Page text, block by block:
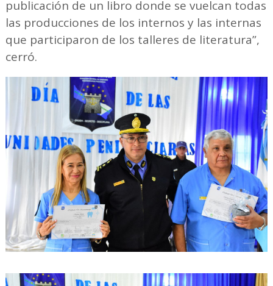
publicación de un libro donde se vuelcan todas
las producciones de los internos y las internas
que participaron de los talleres de literatura”,
cerró.